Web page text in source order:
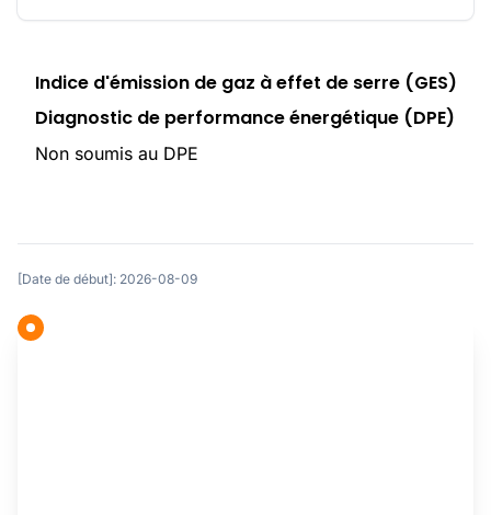
Indice d'émission de gaz à effet de serre (GES)
Diagnostic de performance énergétique (DPE)
Non soumis au DPE
[Date de début]: 2026-08-09